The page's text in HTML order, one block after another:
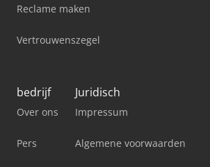
Reclame maken
Vertrouwenszegel
bedrijf
Over ons
Pers
Juridisch
Impressum
Algemene voorwaarden